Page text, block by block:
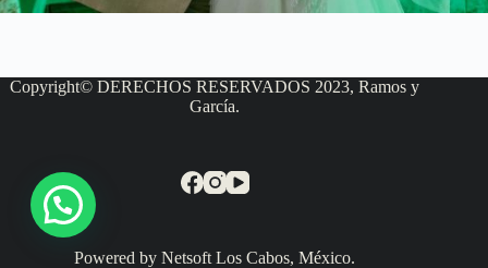
Copyright© DERECHOS RESERVADOS 2023, Ramos y
García.
Powered by Netsoft Los Cabos, México.